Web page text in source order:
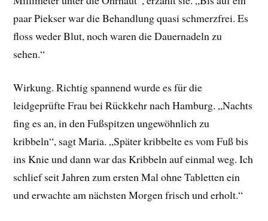
paar Piekser war die Behandlung quasi schmerzfrei. Es
floss weder Blut, noch waren die Dauernadeln zu
sehen.“
Wirkung. Richtig spannend wurde es für die
leidgeprüfte Frau bei Rückkehr nach Hamburg. „Nachts
fing es an, in den Fußspitzen ungewöhnlich zu
kribbeln“, sagt Maria. „Später kribbelte es vom Fuß bis
ins Knie und dann war das Kribbeln auf einmal weg. Ich
schlief seit Jahren zum ersten Mal ohne Tabletten ein
und erwachte am nächsten Morgen frisch und erholt.“